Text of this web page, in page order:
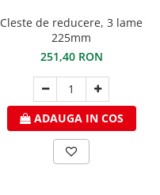
Cleste de reducere, 3 lame
225mm
251,40 RON
ADAUGA IN COS